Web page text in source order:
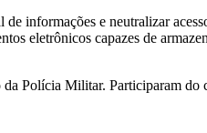
informações e neutralizar
eletrônicos capazes de
Polícia Militar. Participaram